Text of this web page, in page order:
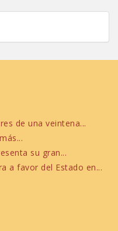
de una veintena...
su gran...
a favor del Estado en...